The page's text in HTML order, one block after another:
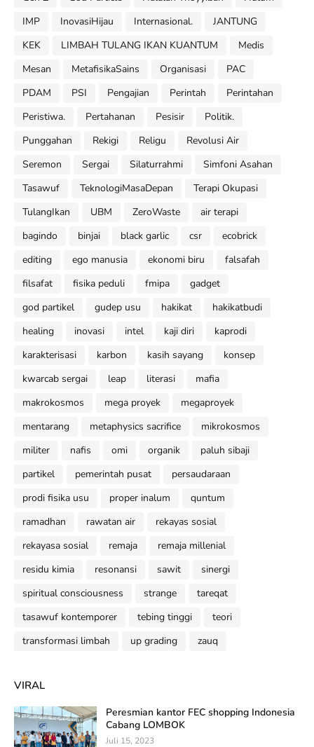
IMP
InovasiHijau Internasional.
JANTUNG
KEK
LIMBAH TULANG IKAN KUANTUM
Medis
Mesan
MetafisikaSains Organisasi
PAC
PDAM
PSI Pengajian Perintah
Perintahan
Peristiwa.
Pertahanan Pesisir
Politik.
Punggahan
Rekigi Religu
Revolusi Air
Seremon
Sergai Silaturrahmi
Simfoni Asahan
Tasawuf
TeknologiMasaDepan
Terapi Okupasi
TulangIkan
UBM ZeroWaste
air terapi
bagindo
binjai black garlic csr
ecobrick
editing
ego manusia ekonomi biru
falsafah
filsafat
fisika peduli fmipa
gadget
god partikel
gudep usu hakikat
hakikatbudi
healing
inovasi intel kaji diri
kaprodi
karakterisasi
karbon kasih sayang
konsep
kwarcab sergai
leap literasi
mafia
makrokosmos
mega proyek
megaproyek
mentarang
metaphysics sacrifice
mikrokosmos
militer
nafis omi organik
paluh sibaji
partikel
pemerintah pusat
persaudaraan
prodi fisika usu
proper inalum
quntum
ramadhan
rawatan air
rekayas sosial
rekayasa sosial
remaja
remaja millenial
residu kimia
resonansi sawit
sinergi
spiritual consciousness
strange
tareqat
tasawuf kontemporer
tebing tinggi
teori
transformasi limbah
up grading zauq
VIRAL
Peresmian kantor FEC shopping Indonesia
Cabang LOMBOK
Juli 15, 2023